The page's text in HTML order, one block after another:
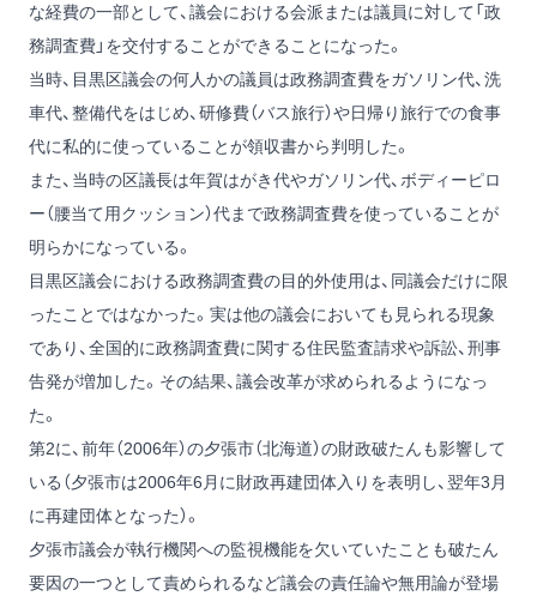
な経費の一部として、議会における会派または議員に対して「政
務調査費」を交付することができることになった。
当時、目黒区議会の何人かの議員は政務調査費をガソリン代、洗
車代、整備代をはじめ、研修費（バス旅行）や日帰り旅行での食事
代に私的に使っていることが領収書から判明した。
また、当時の区議長は年賀はがき代やガソリン代、ボディーピロ
ー（腰当て用クッション）代まで政務調査費を使っていることが
明らかになっている。
目黒区議会における政務調査費の目的外使用は、同議会だけに限
ったことではなかった。実は他の議会においても見られる現象
であり、全国的に政務調査費に関する住民監査請求や訴訟、刑事
告発が増加した。その結果、議会改革が求められるようになっ
た。
第2に、前年（2006年）の夕張市（北海道）の財政破たんも影響して
いる（夕張市は2006年6月に財政再建団体入りを表明し、翌年3月
に再建団体となった）。
夕張市議会が執行機関への監視機能を欠いていたことも破たん
要因の一つとして責められるなど議会の責任論や無用論が登場